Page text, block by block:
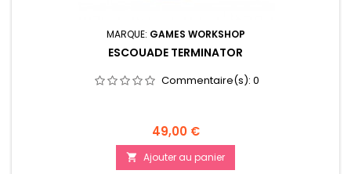
MARQUE: GAMES WORKSHOP
ESCOUADE TERMINATOR
Commentaire(s): 0
Prix
49,00 €
 Ajouter au panier